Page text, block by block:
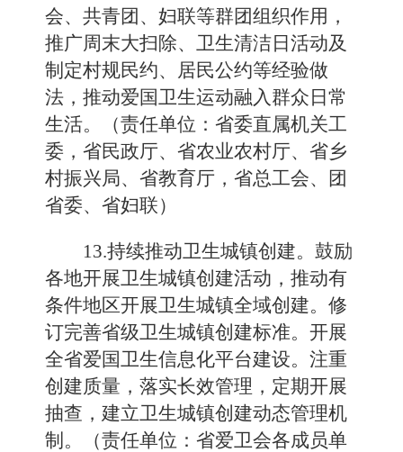
会、共青团、妇联等群团组织作用，
推广周末大扫除、卫生清洁日活动及
制定村规民约、居民公约等经验做
法，推动爱国卫生运动融入群众日常
生活。（责任单位：省委直属机关工
委，省民政厅、省农业农村厅、省乡
村振兴局、省教育厅，省总工会、团
省委、省妇联）
13.持续推动卫生城镇创建。鼓励
各地开展卫生城镇创建活动，推动有
条件地区开展卫生城镇全域创建。修
订完善省级卫生城镇创建标准。开展
全省爱国卫生信息化平台建设。注重
创建质量，落实长效管理，定期开展
抽查，建立卫生城镇创建动态管理机
制。（责任单位：省爱卫会各成员单